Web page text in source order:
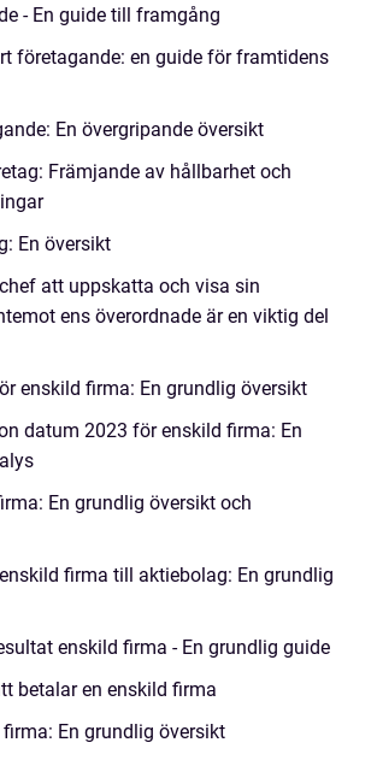
- En guide till framgång
företagande: en guide för framtidens
En övergripande översikt
Främjande av hållbarhet och
En översikt
att uppskatta och visa sin
ens överordnade är en viktig del
enskild firma: En grundlig översikt
datum 2023 för enskild firma: En
En grundlig översikt och
firma till aktiebolag: En grundlig
enskild firma - En grundlig guide
betalar en enskild firma
En grundlig översikt